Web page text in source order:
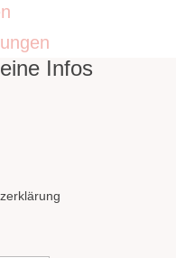
Infos